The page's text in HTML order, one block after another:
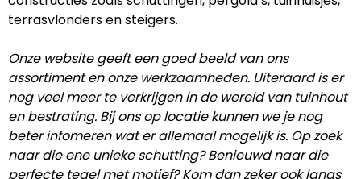
terrasvlonders en steigers.
Onze website geeft een goed beeld van ons
assortiment en onze werkzaamheden. Uiteraard is er
nog veel meer te verkrijgen in de wereld van tuinhout
en bestrating. Bij ons op locatie kunnen we je nog
beter infomeren wat er allemaal mogelijk is. Op zoek
naar die ene unieke schutting? Benieuwd naar die
perfecte tegel met motief? Kom dan zeker ook langs